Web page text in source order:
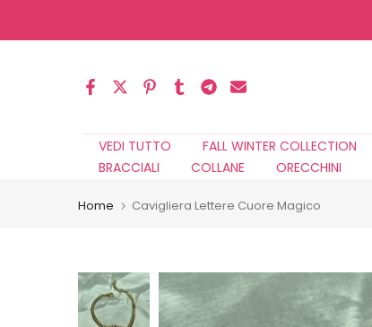
al
VEDI TUTTO FALL WINTER COLLECTION
BRACCIALI
COLLANE ORECCHINI
Home Cavigliera Lettere Cuore Magico